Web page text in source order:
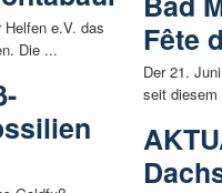
Helfen e.V. das
Die ...
Fête
Der 21.
seit